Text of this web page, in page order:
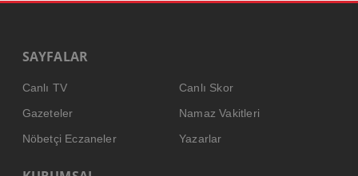
SAYFALAR
Canlı TV
Canlı Skor
Gazeteler
Namaz Vakitleri
Nöbetçi Eczaneler
Yazarlar